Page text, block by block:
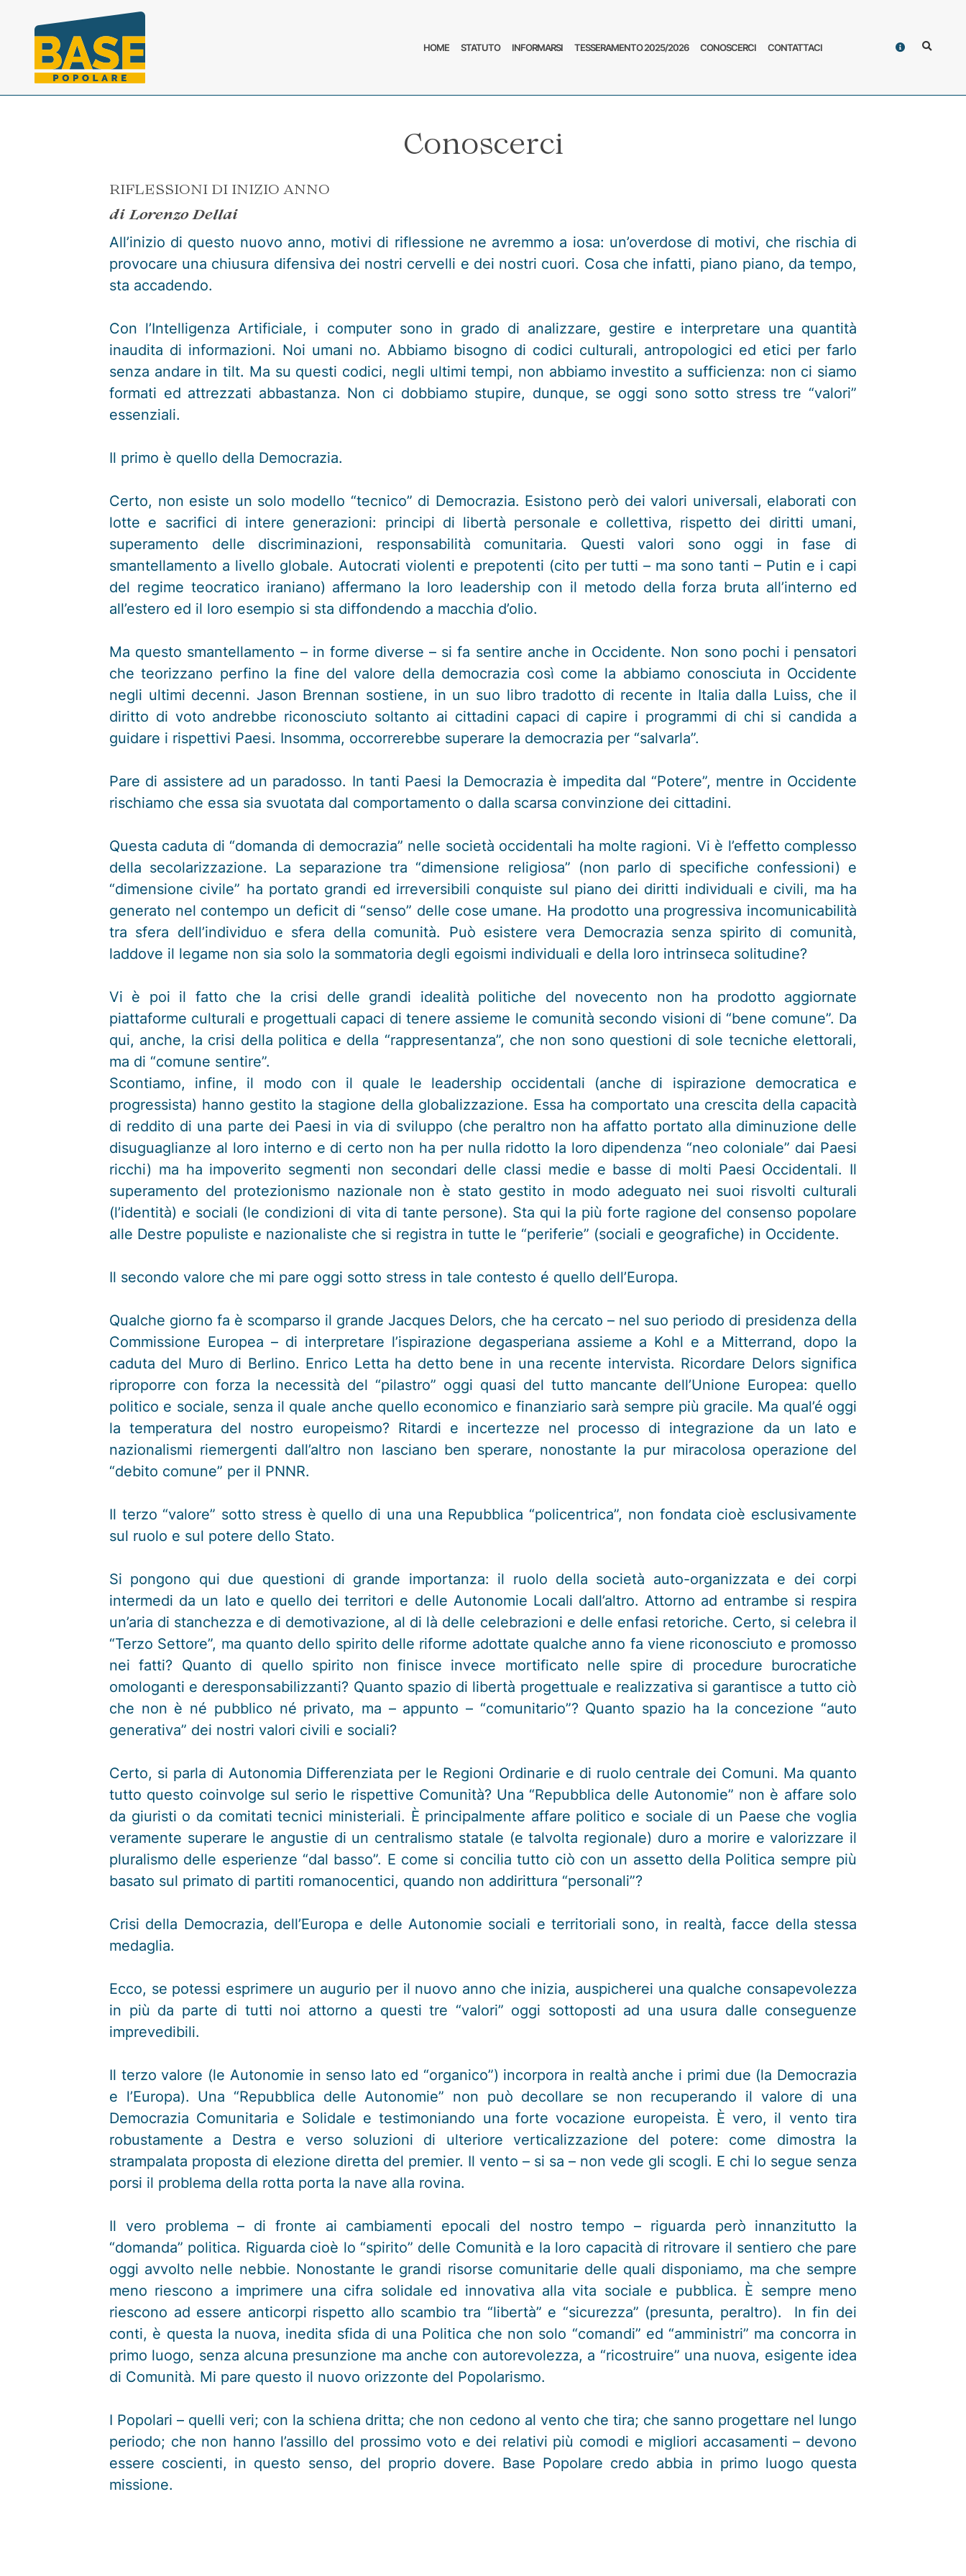
Vai ai contenuti della pagina
HOME STATUTO(APERTURA SU NUOVA FINESTRA)
INFORMARSI TESSERAMENTO 2025/2026 CONOSCERCI CONTATTACI ContattiCerca
Conoscerci
RIFLESSIONI DI INIZIO ANNO
di Lorenzo Dellai
All’inizio di questo nuovo anno, motivi di riflessione ne avremmo a iosa: un’overdose di motivi, che rischia di
provocare una chiusura difensiva dei nostri cervelli e dei nostri cuori. Cosa che infatti, piano piano, da tempo,
sta accadendo.
Con l’Intelligenza Artificiale, i computer sono in grado di analizzare, gestire e interpretare una quantità
inaudita di informazioni. Noi umani no. Abbiamo bisogno di codici culturali, antropologici ed etici per farlo
senza andare in tilt. Ma su questi codici, negli ultimi tempi, non abbiamo investito a sufficienza: non ci siamo
formati ed attrezzati abbastanza. Non ci dobbiamo stupire, dunque, se oggi sono sotto stress tre “valori”
essenziali.
Il primo è quello della Democrazia.
Certo, non esiste un solo modello “tecnico” di Democrazia. Esistono però dei valori universali, elaborati con
lotte e sacrifici di intere generazioni: principi di libertà personale e collettiva, rispetto dei diritti umani,
superamento delle discriminazioni, responsabilità comunitaria. Questi valori sono oggi in fase di
smantellamento a livello globale. Autocrati violenti e prepotenti (cito per tutti – ma sono tanti – Putin e i capi
del regime teocratico iraniano) affermano la loro leadership con il metodo della forza bruta all’interno ed
all’estero ed il loro esempio si sta diffondendo a macchia d’olio.
Ma questo smantellamento – in forme diverse – si fa sentire anche in Occidente. Non sono pochi i pensatori
che teorizzano perfino la fine del valore della democrazia così come la abbiamo conosciuta in Occidente
negli ultimi decenni. Jason Brennan sostiene, in un suo libro tradotto di recente in Italia dalla Luiss, che il
diritto di voto andrebbe riconosciuto soltanto ai cittadini capaci di capire i programmi di chi si candida a
guidare i rispettivi Paesi. Insomma, occorrerebbe superare la democrazia per “salvarla”.
Pare di assistere ad un paradosso. In tanti Paesi la Democrazia è impedita dal “Potere”, mentre in Occidente
rischiamo che essa sia svuotata dal comportamento o dalla scarsa convinzione dei cittadini.
Questa caduta di “domanda di democrazia” nelle società occidentali ha molte ragioni. Vi è l’effetto complesso
della secolarizzazione. La separazione tra “dimensione religiosa” (non parlo di specifiche confessioni) e
“dimensione civile” ha portato grandi ed irreversibili conquiste sul piano dei diritti individuali e civili, ma ha
generato nel contempo un deficit di “senso” delle cose umane. Ha prodotto una progressiva incomunicabilità
tra sfera dell’individuo e sfera della comunità. Può esistere vera Democrazia senza spirito di comunità,
laddove il legame non sia solo la sommatoria degli egoismi individuali e della loro intrinseca solitudine?
Vi è poi il fatto che la crisi delle grandi idealità politiche del novecento non ha prodotto aggiornate
piattaforme culturali e progettuali capaci di tenere assieme le comunità secondo visioni di “bene comune”. Da
qui, anche, la crisi della politica e della “rappresentanza”, che non sono questioni di sole tecniche elettorali,
ma di “comune sentire”.
Scontiamo, infine, il modo con il quale le leadership occidentali (anche di ispirazione democratica e
progressista) hanno gestito la stagione della globalizzazione. Essa ha comportato una crescita della capacità
di reddito di una parte dei Paesi in via di sviluppo (che peraltro non ha affatto portato alla diminuzione delle
disuguaglianze al loro interno e di certo non ha per nulla ridotto la loro dipendenza “neo coloniale” dai Paesi
ricchi) ma ha impoverito segmenti non secondari delle classi medie e basse di molti Paesi Occidentali. Il
superamento del protezionismo nazionale non è stato gestito in modo adeguato nei suoi risvolti culturali
(l’identità) e sociali (le condizioni di vita di tante persone). Sta qui la più forte ragione del consenso popolare
alle Destre populiste e nazionaliste che si registra in tutte le “periferie” (sociali e geografiche) in Occidente.
Il secondo valore che mi pare oggi sotto stress in tale contesto é quello dell’Europa.
Qualche giorno fa è scomparso il grande Jacques Delors, che ha cercato – nel suo periodo di presidenza della
Commissione Europea – di interpretare l’ispirazione degasperiana assieme a Kohl e a Mitterrand, dopo la
caduta del Muro di Berlino. Enrico Letta ha detto bene in una recente intervista. Ricordare Delors significa
riproporre con forza la necessità del “pilastro” oggi quasi del tutto mancante dell’Unione Europea: quello
politico e sociale, senza il quale anche quello economico e finanziario sarà sempre più gracile. Ma qual’é oggi
la temperatura del nostro europeismo? Ritardi e incertezze nel processo di integrazione da un lato e
nazionalismi riemergenti dall’altro non lasciano ben sperare, nonostante la pur miracolosa operazione del
“debito comune” per il PNNR.
Il terzo “valore” sotto stress è quello di una una Repubblica “policentrica”, non fondata cioè esclusivamente
sul ruolo e sul potere dello Stato.
Si pongono qui due questioni di grande importanza: il ruolo della società auto-organizzata e dei corpi
intermedi da un lato e quello dei territori e delle Autonomie Locali dall’altro. Attorno ad entrambe si respira
un’aria di stanchezza e di demotivazione, al di là delle celebrazioni e delle enfasi retoriche. Certo, si celebra il
“Terzo Settore”, ma quanto dello spirito delle riforme adottate qualche anno fa viene riconosciuto e promosso
nei fatti? Quanto di quello spirito non finisce invece mortificato nelle spire di procedure burocratiche
omologanti e deresponsabilizzanti? Quanto spazio di libertà progettuale e realizzativa si garantisce a tutto ciò
che non è né pubblico né privato, ma – appunto – “comunitario”? Quanto spazio ha la concezione “auto
generativa” dei nostri valori civili e sociali?
Certo, si parla di Autonomia Differenziata per le Regioni Ordinarie e di ruolo centrale dei Comuni. Ma quanto
tutto questo coinvolge sul serio le rispettive Comunità? Una “Repubblica delle Autonomie” non è affare solo
da giuristi o da comitati tecnici ministeriali. È principalmente affare politico e sociale di un Paese che voglia
veramente superare le angustie di un centralismo statale (e talvolta regionale) duro a morire e valorizzare il
pluralismo delle esperienze “dal basso”. E come si concilia tutto ciò con un assetto della Politica sempre più
basato sul primato di partiti romanocentici, quando non addirittura “personali”?
Crisi della Democrazia, dell’Europa e delle Autonomie sociali e territoriali sono, in realtà, facce della stessa
medaglia.
Ecco, se potessi esprimere un augurio per il nuovo anno che inizia, auspicherei una qualche consapevolezza
in più da parte di tutti noi attorno a questi tre “valori” oggi sottoposti ad una usura dalle conseguenze
imprevedibili.
Il terzo valore (le Autonomie in senso lato ed “organico”) incorpora in realtà anche i primi due (la Democrazia
e l’Europa). Una “Repubblica delle Autonomie” non può decollare se non recuperando il valore di una
Democrazia Comunitaria e Solidale e testimoniando una forte vocazione europeista. È vero, il vento tira
robustamente a Destra e verso soluzioni di ulteriore verticalizzazione del potere: come dimostra la
strampalata proposta di elezione diretta del premier. Il vento – si sa – non vede gli scogli. E chi lo segue senza
porsi il problema della rotta porta la nave alla rovina.
Il vero problema – di fronte ai cambiamenti epocali del nostro tempo – riguarda però innanzitutto la
“domanda” politica. Riguarda cioè lo “spirito” delle Comunità e la loro capacità di ritrovare il sentiero che pare
oggi avvolto nelle nebbie. Nonostante le grandi risorse comunitarie delle quali disponiamo, ma che sempre
meno riescono a imprimere una cifra solidale ed innovativa alla vita sociale e pubblica. È sempre meno
riescono ad essere anticorpi rispetto allo scambio tra “libertà” e “sicurezza” (presunta, peraltro). In fin dei
conti, è questa la nuova, inedita sfida di una Politica che non solo “comandi” ed “amministri” ma concorra in
primo luogo, senza alcuna presunzione ma anche con autorevolezza, a “ricostruire” una nuova, esigente idea
di Comunità. Mi pare questo il nuovo orizzonte del Popolarismo.
I Popolari – quelli veri; con la schiena dritta; che non cedono al vento che tira; che sanno progettare nel lungo
periodo; che non hanno l’assillo del prossimo voto e dei relativi più comodi e migliori accasamenti – devono
essere coscienti, in questo senso, del proprio dovere. Base Popolare credo abbia in primo luogo questa
missione.